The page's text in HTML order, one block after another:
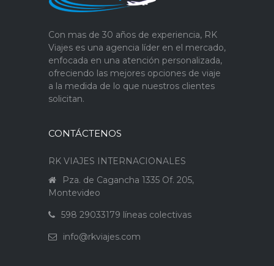
Con mas de 30 años de experiencia, RK
Viajes es una agencia líder en el mercado,
enfocada en una atención personalizada,
ofreciendo las mejores opciones de viaje
a la medida de lo que nuestros clientes
solicitan.
CONTÁCTENOS
RK VIAJES INTERNACIONALES
Pza. de Cagancha 1335 Of. 205,
Montevideo
598 29033179 líneas colectivas
info@rkviajes.com